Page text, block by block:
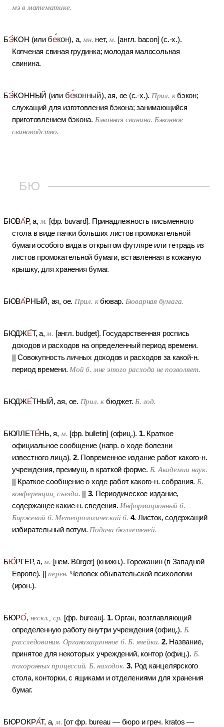
мэ в математике.
БЭКОН (или бекон), а, мн. нет, м. [англ. bacon] (с.-х.).
Копченая свиная грудинка; молодая малосольная
свинина.
БЭКОННЫЙ (или беконный), ая, ое (с.-х.). Прил. кбэкон;
служащий для изготовления бэкона; занимающийся
приготовлением бэкона. Бэконная свинина. Бэконное
свиноводство.
БЮ
БЮВАР, а, м. [фр. buvard]. Принадлежность письменного
стола в виде пачки больших листов промокательной
бумаги особого вида в открытом футляре или тетрадь из
листов промокательной бумаги, вставленная в кожаную
крышку, для хранения бумаг.
БЮВАРНЫЙ, ая, ое. Прил. кбювар. Бюварная бумага.
БЮДЖЕТ, а, м. [англ. budget]. Государственная роспись
доходов и расходов на определенный период времени.
||Совокупность личных доходов и расходов за какой-н.
период времени. Мой б. мне этого расхода не позволяет.
БЮДЖЕТНЫЙ, ая, ое. Прил. к бюджет. Б. год.
БЮЛЛЕТЕНЬ, я, м. [фр. bulletin] (офиц.). 1. Краткое
официальное сообщение (напр. о ходе болезни
известного лица). 2. Повременное издание работ какого-н.
учреждения, преимущ. в краткой форме. Б. Академии наук.
Краткое сообщение о ходе работ какого-н. собрания. Б.
конференции, съезда.
3. Периодическое издание,
содержащее какие-н. сведения. Информационный б.
Биржевой б. Метеорологический б. 4. Листок, содержащий
избирательный вотум. Подача бюллетеней.
БЮРГЕР, а, м. [нем. Bürger] (книжн.). Горожанин (в Западной
Европе). ||перен. Человек обывательской психологии
(ирон.).
БЮРО, нескл., ср. [фр. bureau]. 1. Орган, возглавляющий
определенную работу внутри учреждения (офиц.). Б.
расследования. Организационное б. Б. ячейки. 2. Название,
принятое для некоторых учреждений, контор (офиц.). Б.
похоронных процессий. Б. находок. 3. Род канцелярского
стола, конторки, с ящиками и отделениями для хранения
бумаг.
БЮРОКРАТ, а, м. [от фр. bureau — бюро и греч. kratos —